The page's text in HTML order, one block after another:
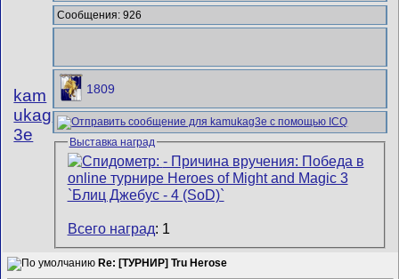
kam
ukag
3e
Сообщения: 926
1809
Выставка наград
Всего наград: 1
Re: [ТУРНИР] Tru Herose